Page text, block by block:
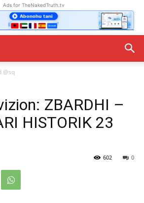
Ads for TheNakedTruth.tv
@sq
ZBARDHI –
HISTORIK 23
0
602